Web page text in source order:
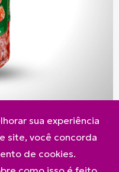
sua experiência
site, você concorda
de cookies.